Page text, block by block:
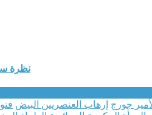
نظرة
جورج إرهاب العنصريين البيض